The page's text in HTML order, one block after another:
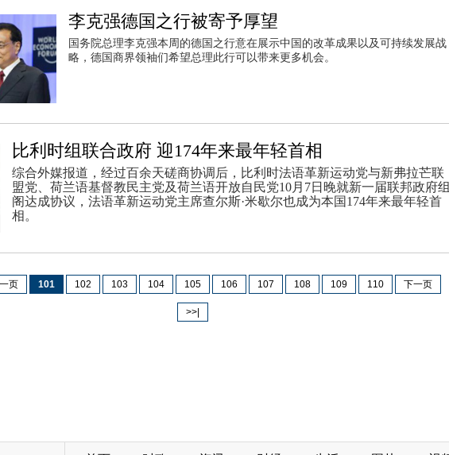
李克强德国之行被寄予厚望
国务院总理李克强本周的德国之行意在展示中国的改革成果以及可持续发展战
略，德国商界领袖们希望总理此行可以带来更多机会。
比利时组联合政府 迎174年来最年轻首相
综合外媒报道，经过百余天磋商协调后，比利时法语革新运动党与新弗拉芒联
盟党、荷兰语基督教民主党及荷兰语开放自民党10月7日晚就新一届联邦政府组
阁达成协议，法语革新运动党主席查尔斯·米歇尔也成为本国174年来最年轻首
相。
页 101 102 103 104 105 106 107 108 109 110 下一页
>>|